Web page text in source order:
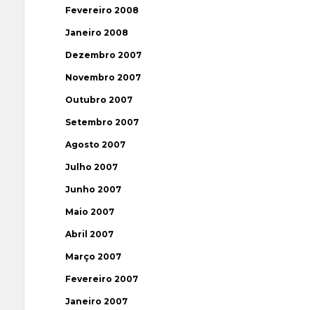
Fevereiro 2008
Janeiro 2008
Dezembro 2007
Novembro 2007
Outubro 2007
Setembro 2007
Agosto 2007
Julho 2007
Junho 2007
Maio 2007
Abril 2007
Março 2007
Fevereiro 2007
Janeiro 2007